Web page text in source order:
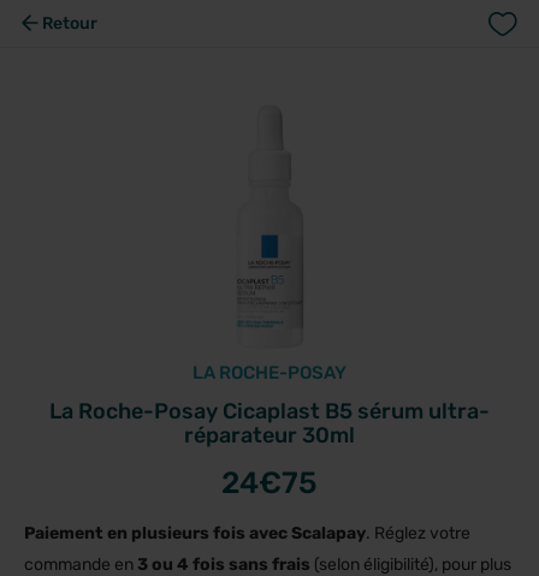
Retour
LA ROCHE-POSAY
La Roche-Posay Cicaplast B5 sérum ultra-
réparateur 30ml
24€75
Paiement en plusieurs fois avec Scalapay. Réglez votre
commande en 3 ou 4 fois sans frais (selon éligibilité), pour plus